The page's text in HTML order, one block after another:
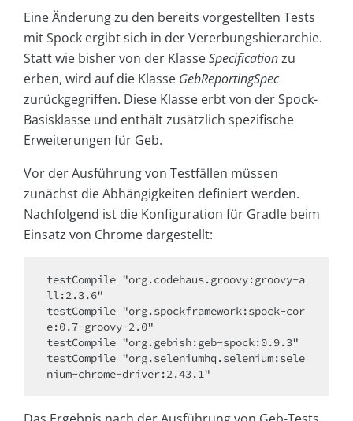
Eine Änderung zu den bereits vorgestellten Tests
mit Spock ergibt sich in der Vererbungshierarchie.
Statt wie bisher von der KlasseSpecificationzu
erben, wird auf die Klasse GebReportingSpec
zurückgegriffen. Diese Klasse erbt von der Spock-
Basisklasse und enthält zusätzlich spezifische
Erweiterungen für Geb.
Vor der Ausführung von Testfällen müssen
zunächst die Abhängigkeiten definiert werden.
Nachfolgend ist die Konfiguration für Gradle beim
Einsatz von Chrome dargestellt:
testCompile "org.codehaus.groovy:groovy-a
ll:2.3.6"
testCompile "org.spockframework:spock-cor
e:0.7-groovy-2.0"
testCompile "org.gebish:geb-spock:0.9.3"
testCompile "org.seleniumhq.selenium:sele
nium-chrome-driver:2.43.1"